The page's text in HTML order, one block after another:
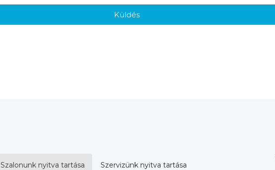
Küldés
Szalonunk nyitva tartása Szervizünk nyitva tartása